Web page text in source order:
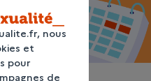
nous
et
pour
de